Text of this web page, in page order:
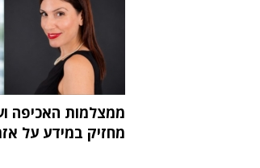
ממצלמות האכיפה
מחזיק במידע על